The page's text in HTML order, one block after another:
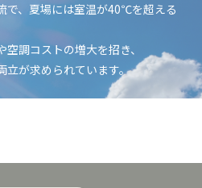
で、夏場には室温が40℃を超える
調コストの増大を招き、
立が求められています。